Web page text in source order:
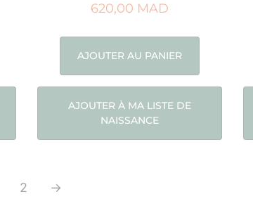
620,00 MAD
AJOUTER AU PANIER
AJOUTER À MA LISTE DE
NAISSANCE
2 →